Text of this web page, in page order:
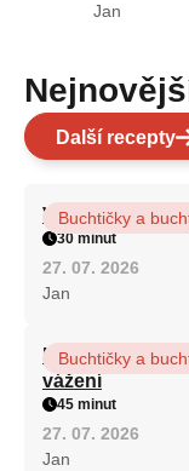
Jan
Další recepty
Vláčná olejová
Buchtičky a
30 minut
27. 07. 2026
Jan
Hrnková
vážení
Buchtičky a
45 minut
27. 07. 2026
Jan